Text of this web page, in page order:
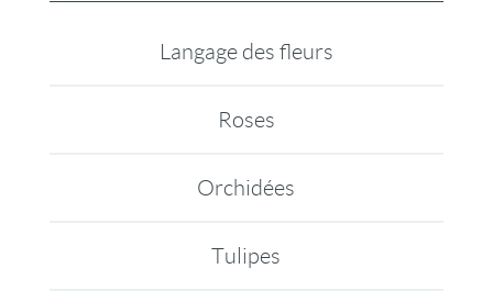
Langage des fleurs
Roses
Orchidées
Tulipes